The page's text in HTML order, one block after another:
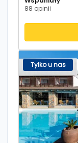
88 opinii
Tylko u nas